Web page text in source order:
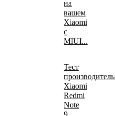
на
вашем
Xiaomi
с
MIUI...
Тест
Xiaomi
Redmi
Note
9